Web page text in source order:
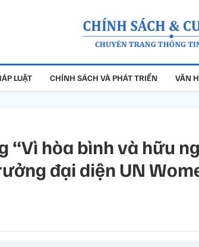
LUẬT CHÍNH SÁCH VÀ PHÁT TRIỂN VĂN
“Vì hòa bình và hữu
đại diện UN